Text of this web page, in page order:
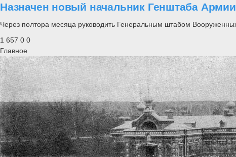
Назначен новый начальник Генштаба
Через полтора месяца руководить Генеральным штабом
1 657 0 0
Главное